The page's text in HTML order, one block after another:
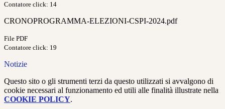
Contatore click: 14
CRONOPROGRAMMA-ELEZIONI-CSPI-2024.pdf
File PDF
Contatore click: 19
Notizie
Questo sito o gli strumenti terzi da questo utilizzati si avvalgono di
cookie necessari al funzionamento ed utili alle finalità illustrate nella
COOKIE POLICY.